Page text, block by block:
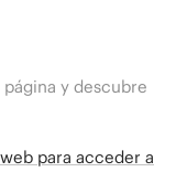
página y descubre
para acceder a